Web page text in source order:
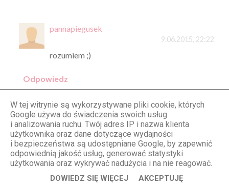
pannapiegusek
9.06.2015, 22:22
rozumiem ;)
Odpowiedz
Patrycja
9.06.2015, 20:51
Kochana zakochałam się w tym miejscu po
twoich wpisaćh i wiem jedno - chcę jeszcze!;)
Odpowiedz
W tej witrynie są wykorzystywane pliki cookie, których
Google używa do świadczenia swoich usług
i analizowania ruchu. Twój adres IP i nazwa klienta
użytkownika oraz dane dotyczące wydajności
i bezpieczeństwa są udostępniane Google, by zapewnić
odpowiednią jakość usług, generować statystyki
użytkowania oraz wykrywać nadużycia i na nie reagować.
DOWIEDZ SIĘ WIĘCEJ AKCEPTUJĘ